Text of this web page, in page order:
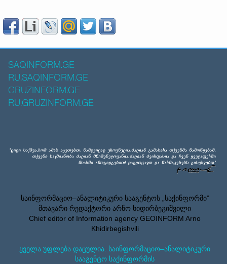
SAQINFORM.GE
RU.SAQINFORM.GE
GRUZINFORM.GE
RU.GRUZINFORM.GE
საინფორმაციო–ანალიტიკური სააგენტოს „საქინფორმი”
მთავარი რედაქტორი არნო ხიდირბეგიშვილი
Chief editor of Information agency GEOINFORM Arno
Khidirbegishvili
ყველა უფლება დაცულია. საინფორმაციო–ანალიტიკური
სააგენტო საქინფორმის